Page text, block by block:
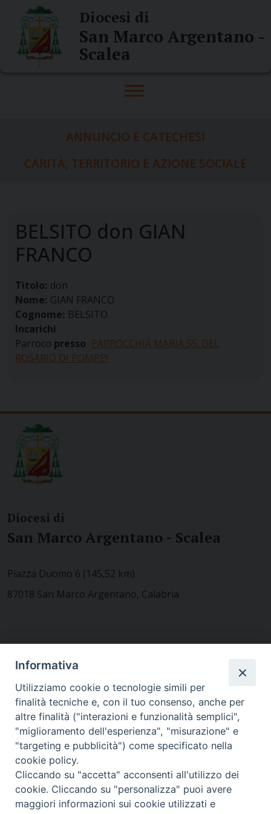
content
Diocesi di
San Marco Argentano -
Scalea
ANNUNCIO E CATECHESI
CARITÀ, TERRITORIO E AZIONE SOCIALE
BELSITO don GIAN
FRANCO
Titolo: don
Nome: GIAN FRANCO
Cognome: BELSITO
Incarichi
Parroco presso PARROCCHIA MARIA SS. DEL
ROSARIO DI POMPEI
Diocesi di
San Marco Argentano - Scalea
Piazza Duomo 6 (145,52 km)
87018 San Marco Argentano, Calabria
MODULISTICA
WEBMAIL
RENDICONTO 8X1000
Informativa
Utilizziamo cookie o tecnologie simili per
finalità tecniche e, con il tuo consenso, anche per
altre finalità ("interazioni e funzionalità semplici",
"miglioramento dell'esperienza", "misurazione" e
"targeting e pubblicità") come specificato nella
cookie policy.
Cliccando su "accetta" acconsenti all'utilizzo dei
cookie. Cliccando su "personalizza" puoi avere
maggiori informazioni sui cookie utilizzati e